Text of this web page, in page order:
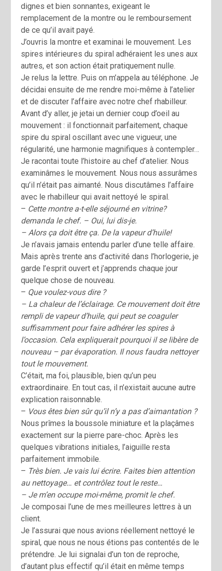
dignes et bien sonnantes, exigeant le
remplacement de la montre ou le remboursement
de ce qu’il avait payé.
J’ouvris la montre et examinai le mouvement. Les
spires intérieures du spiral adhéraient les unes aux
autres, et son action était pratiquement nulle.
Je relus la lettre. Puis on m’appela au téléphone. Je
décidai ensuite de me rendre moi-même à l’atelier
et de discuter l’affaire avec notre chef rhabilleur.
Avant d’y aller, je jetai un dernier coup d’oeil au
mouvement : il fonctionnait parfaitement, chaque
spire du spiral oscillant avec une vigueur, une
régularité, une harmonie magnifiques à contempler…
Je racontai toute l’histoire au chef d’atelier. Nous
examinâmes le mouvement. Nous nous assurâmes
qu’il n’était pas aimanté. Nous discutâmes l’affaire
avec le rhabilleur qui avait nettoyé le spiral.
– Cette montre a-t-elle séjourné en vitrine?
demanda le chef. – Oui, lui dis-je.
– Alors ça doit être ça. De la vapeur d’huile!
Je n’avais jamais entendu parler d’une telle affaire.
Mais après trente ans d’activité dans l’horlogerie, je
garde l’esprit ouvert et j’apprends chaque jour
quelque chose de nouveau.
– Que voulez-vous dire ?
– La chaleur de l’éclairage. Ce mouvement doit être
rempli de vapeur d’huile, qui peut se coaguler
suffisamment pour faire adhérer les spires à
l’occasion. Cela expliquerait pourquoi il se libère de
nouveau – par évapo­ration. Il nous faudra nettoyer
tout le mouvement.
C’était, ma foi, plausible, bien qu’un peu
extraordinaire. En tout cas, il n’existait aucune autre
explication raisonnable.
– Vous êtes bien sûr qu’il n’y a pas d’aimantation ?
Nous prîmes la boussole miniature et la plaçâmes
exactement sur la pierre pare-choc. Après les
quelques vibrations initiales, l’aiguille resta
parfaitement immobile.
– Très bien. Je vais lui écrire. Faites bien attention
au nettoyage… et con­trôlez tout le reste…
– Je m’en occupe moi-même, promit le chef.
Je composai l’une de mes meilleures lettres à un
client.
Je l’assurai que nous avions réellement nettoyé le
spiral, que nous ne nous étions pas contentés de le
prétendre. Je lui signalai d’un ton de reproche,
d’autant plus effectif qu’il était en même temps